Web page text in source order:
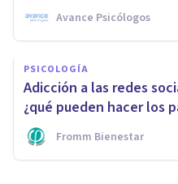
Avance Psicólogos
PSICOLOGÍA
Adicción a las redes
¿qué pueden hacer los
Fromm Bienestar